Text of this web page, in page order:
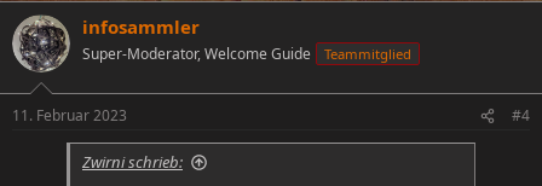
infosammler
Super-Moderator, Welcome Guide Teammitglied
11. Februar 2023 #4
Zwirni schrieb: